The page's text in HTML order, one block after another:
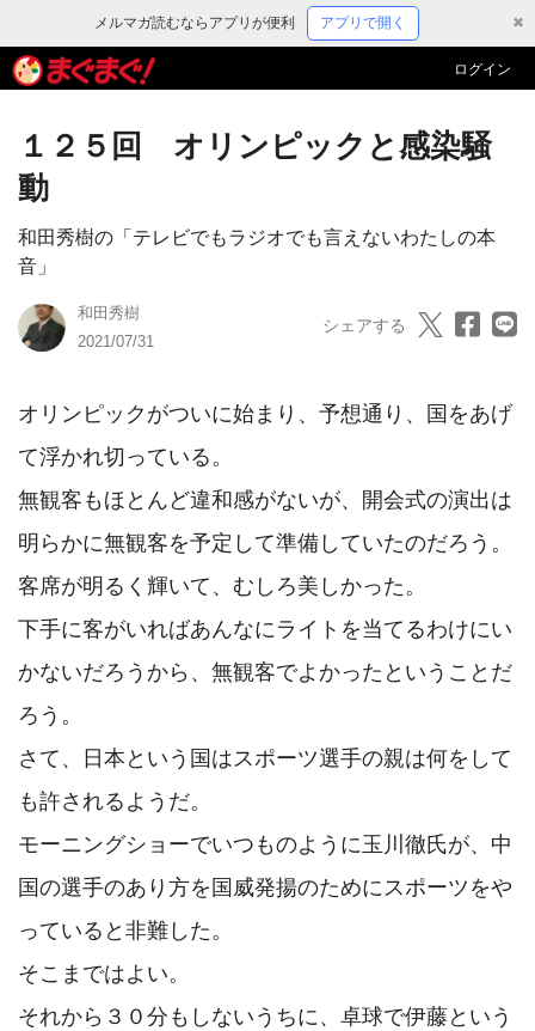
メルマガ読むならアプリが便利 アプリで開く ✖
ログイン
１２５回 オリンピックと感染騒
動
和田秀樹の「テレビでもラジオでも言えないわたしの本
音」
和田秀樹
2021/07/31
シェアする
オリンピックがついに始まり、予想通り、国をあげ
て浮かれ切っている。
無観客もほとんど違和感がないが、開会式の演出は
明らかに無観客を予定して準備していたのだろう。
客席が明るく輝いて、むしろ美しかった。
下手に客がいればあんなにライトを当てるわけにい
かないだろうから、無観客でよかったということだ
ろう。
さて、日本という国はスポーツ選手の親は何をして
も許されるようだ。
モーニングショーでいつものように玉川徹氏が、中
国の選手のあり方を国威発揚のためにスポーツをや
っていると非難した。
そこまではよい。
それから３０分もしないうちに、卓球で伊藤という